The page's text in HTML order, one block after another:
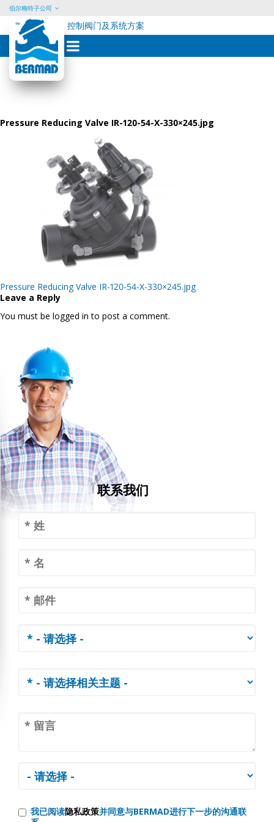
Skip
content
伯尔梅特子公司
控制阀门及系统方案
Pressure Reducing Valve IR-120-54-X-330×245.jpg
Post
navigation
Pressure Reducing Valve IR-120-54-X-330×245.jpg
Leave a Reply
You must be logged in to post a comment.
联系我们
我已阅读隐私政策并同意与BERMAD进行下一步的沟通联